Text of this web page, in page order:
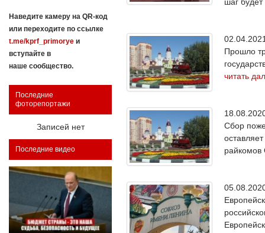
Наведите камеру на QR-код
или переходите по ссылке
t.me/kprf_primorye и
вступайте в
наше сообщество.
Последние
фоторепортажи
Записей нет
Последние видео
Прошло
читать
Сбор